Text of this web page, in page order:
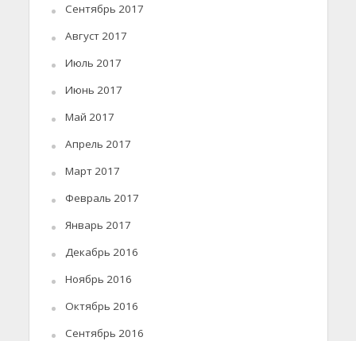
Сентябрь 2017
Август 2017
Июль 2017
Июнь 2017
Май 2017
Апрель 2017
Март 2017
Февраль 2017
Январь 2017
Декабрь 2016
Ноябрь 2016
Октябрь 2016
Сентябрь 2016